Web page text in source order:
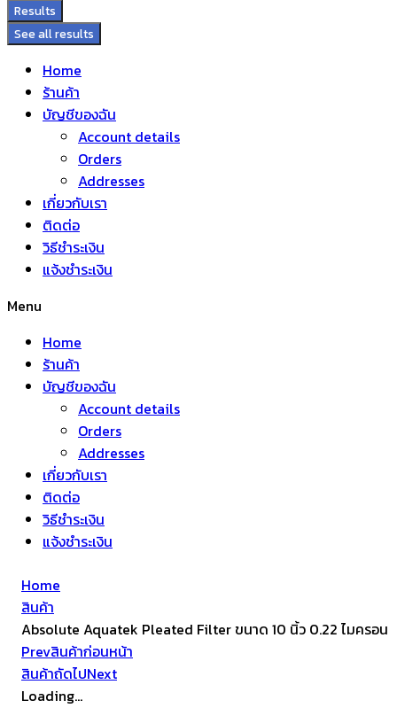
Results
See all results
Home
ร้านค้า
บัญชีของฉัน
Account details
Orders
Addresses
เกี่ยวกับเรา
ติดต่อ
วิธีชำระเงิน
แจ้งชำระเงิน
Menu
Home
ร้านค้า
บัญชีของฉัน
Account details
Orders
Addresses
เกี่ยวกับเรา
ติดต่อ
วิธีชำระเงิน
แจ้งชำระเงิน
Home
สินค้า
Absolute Aquatek Pleated Filter ขนาด 10 นิ้ว 0.22 ไมครอน
Prevสินค้าก่อนหน้า
สินค้าถัดไปNext
Loading...